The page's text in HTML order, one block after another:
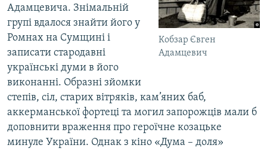
Кобзар Євген
Адамцевич
Адамцевича. Знімальній
групі вдалося знайти його у
Ромнах на Сумщині і
записати стародавні
українські думи в його
виконанні. Образні зйомки
степів, сіл, старих вітряків, кам’яних баб,
аккерманської фортеці та могил запорожців мали б
доповнити враження про героїчне козацьке
минуле України. Однак з кіно «Дума – доля»